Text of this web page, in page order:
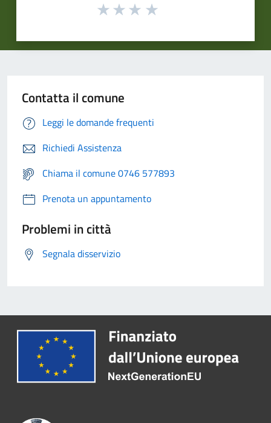
Contatta il comune
Leggi le domande frequenti
Richiedi Assistenza
Chiama il comune 0746 577893
Prenota un appuntamento
Problemi in città
Segnala disservizio